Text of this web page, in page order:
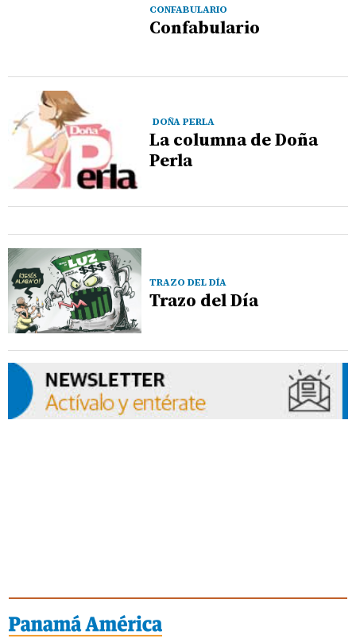
CONFABULARIO
Confabulario
DOÑA PERLA
La columna de Doña
Perla
TRAZO DEL DÍA
Trazo del Día